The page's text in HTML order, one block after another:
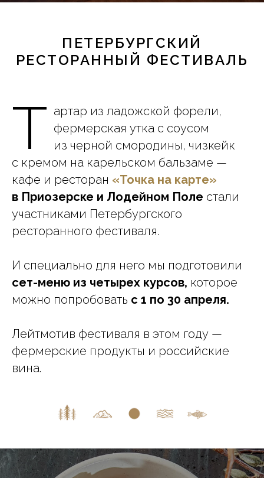
ПЕТЕРБУРГСКИЙ
РЕСТОРАННЫЙ ФЕСТИВАЛЬ
Т артар из ладожской форели,
фермерская утка с соусом
из черной смородины, чизкейк
с кремом на карельском бальзаме —
кафе и ресторан «Точка на карте»
в Приозерске и Лодейном Поле стали
участниками Петербургского
ресторанного фестиваля.
И специально для него мы подготовили
сет-меню из четырех курсов, которое
можно попробовать с 1 по 30 апреля.
Лейтмотив фестиваля в этом году —
фермерские продукты и российские
вина.